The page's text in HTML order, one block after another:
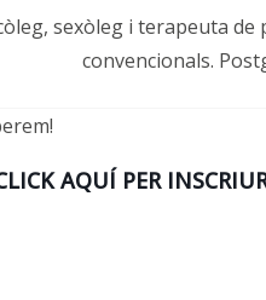
sexòleg i terapeuta
convencionals.
AQUÍ PER